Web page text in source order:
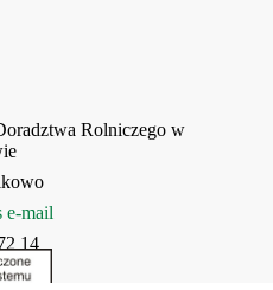
Rolniczego w
e-mail
14